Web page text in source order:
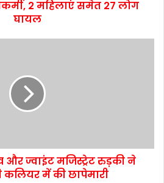
2 महिलाएं समेत 27 लोग
घायल
और ज्वाइंट मजिस्ट्रेट रुड़की ने
में की छापेमारी